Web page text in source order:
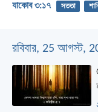
যাকোব ৩:১৭ সততা
রবিবার, 25 আগস্ট,